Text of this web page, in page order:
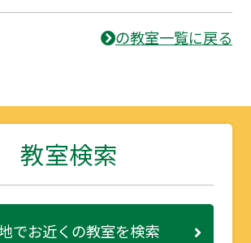
の教室一覧に戻る
教室検索
でお近くの教室を検索